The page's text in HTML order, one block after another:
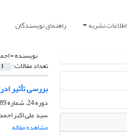
اطلاعات نشریه راهنمای نویسندگان
نویسنده =
تعداد مقالات: 1
بررسی تأثیر
دوره 24، شماره 89، بهار 1396، صفحه
سید علی اکبر
مشاهده مقاله